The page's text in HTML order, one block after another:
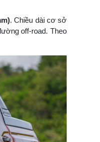
. Chiều dài cơ sở
off-road. Theo